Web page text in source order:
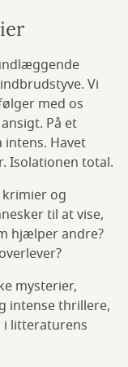
Vi
med os
På et
Havet
Isolationen total.
og
til at vise,
hjælper andre?
mysterier,
intense thrillere,
litteraturens